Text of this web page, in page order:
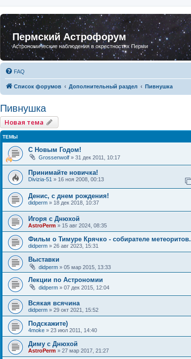
Пермский Астрофорум
Астрономические наблюдения в окрестностях Перми
FAQ
Список форумов Дополнительный раздел Пивнушка
Пивнушка
Новая тема
ТЕМЫ
С Новым Годом!
Grossenwolf » 31 дек 2011, 10:17
Принимайте новичка!
Divizia-51 » 16 ноя 2008, 00:13
Денис, с днем рождения!
didperm » 18 дек 2018, 10:37
Игоря с Днюхой
AstroPerm » 15 авг 2024, 08:35
Фильм о Тимуре Крячко - собирателе метеоритов.
didperm » 26 авг 2023, 15:31
Выставки
didperm » 05 мар 2015, 13:33
Лекции по Астрономии
didperm » 07 дек 2015, 12:04
Всякая всячина
didperm » 29 окт 2021, 15:52
Подскажите)
4moke » 23 июл 2011, 14:40
Диму с Днюхой
AstroPerm » 27 мар 2017, 21:27